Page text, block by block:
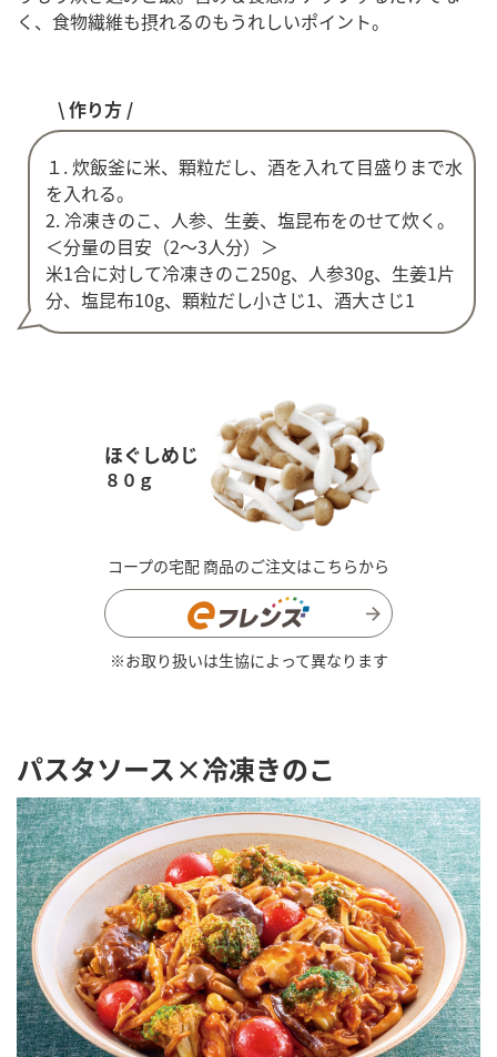
く、食物繊維も摂れるのもうれしいポイント。
\ 作り方 /
１. 炊飯釜に米、顆粒だし、酒を入れて目盛りまで水
を入れる。
2. 冷凍きのこ、人参、生姜、塩昆布をのせて炊く。
＜分量の目安（2～3人分）＞
米1合に対して冷凍きのこ250g、人参30g、生姜1片
分、塩昆布10g、顆粒だし小さじ1、酒大さじ1
ほぐしめじ
８０ｇ
コープの宅配 商品のご注文はこちらから
※お取り扱いは生協によって異なります
パスタソース×冷凍きのこ